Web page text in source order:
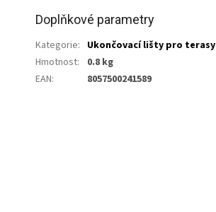
Doplňkové parametry
Kategorie: Ukončovací lišty pro terasy
Hmotnost:
0.8 kg
EAN: 8057500241589